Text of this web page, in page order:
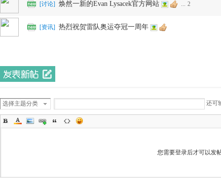
[讨论] 焕然一新的Evan Lysacek官方网站 ... 2
[资讯] 热烈祝贺雷队奥运夺冠一周年
选择主题分类 还可
您需要登录后才可以发